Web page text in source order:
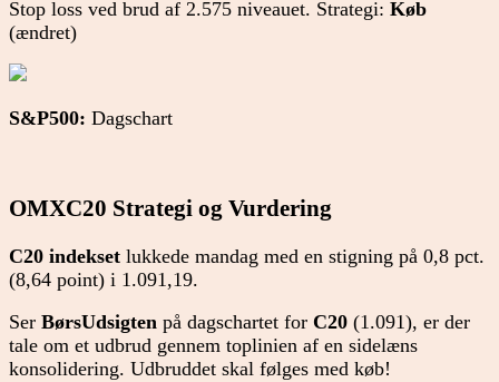
Stop loss ved brud af 2.575 niveauet. Strategi: Køb
(ændret)
S&P500: Dagschart
OMXC20 Strategi og Vurdering
C20 indekset lukkede mandag med en stigning på 0,8 pct.
(8,64 point) i 1.091,19.
Ser BørsUdsigten på dagschartet for C20 (1.091), er der
tale om et udbrud gennem toplinien af en sidelæns
konsolidering. Udbruddet skal følges med køb!